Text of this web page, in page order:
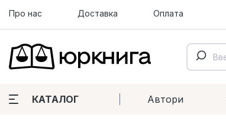
Про нас Доставка Оплата
КАТАЛОГ Автори